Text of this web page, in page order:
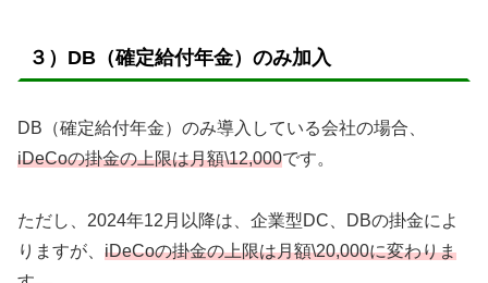
３）DB（確定給付年金）のみ加入
DB（確定給付年金）のみ導入している会社の場合、
iDeCoの掛金の上限は月額\12,000です。
ただし、2024年12月以降は、企業型DC、DBの掛金によ
りますが、 iDeCoの掛金の上限は月額\20,000に変わりま